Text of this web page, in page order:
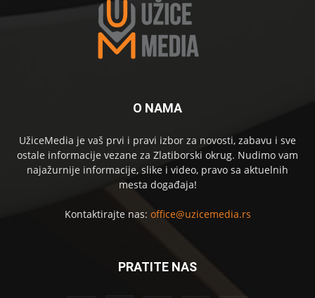
O NAMA
UžiceMedia je vaš prvi i pravi izbor za novosti, zabavu i sve
ostale informacije vezane za Zlatiborski okrug. Nudimo vam
najažurnije informacije, slike i video, pravo sa aktuelnih
mesta događaja!
Kontaktirajte nas: office@uzicemedia.rs
PRATITE NAS